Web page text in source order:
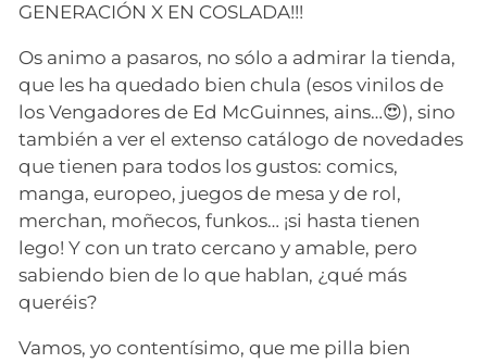
GENERACIÓN X EN COSLADA!!!
Os animo a pasaros, no sólo a admirar la tienda,
que les ha quedado bien chula (esos vinilos de
los Vengadores de Ed McGuinnes, ains…😍), sino
también a ver el extenso catálogo de novedades
que tienen para todos los gustos: comics,
manga, europeo, juegos de mesa y de rol,
merchan, moñecos, funkos… ¡si hasta tienen
lego! Y con un trato cercano y amable, pero
sabiendo bien de lo que hablan, ¿qué más
queréis?
Vamos, yo contentísimo, que me pilla bien